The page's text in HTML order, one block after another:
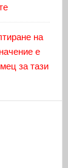
на
е
за тази